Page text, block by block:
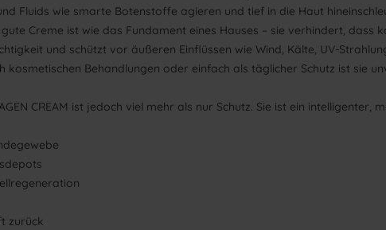
Fluids wie smarte Botenstoffe agieren und tief in die Haut
Creme ist wie das Fundament eines Hauses – sie verhindert,
und schützt vor äußeren Einflüssen wie Wind, Kälte, UV-
kosmetischen Behandlungen oder einfach als täglicher Schutz ist sie
CREAM ist jedoch viel mehr als nur Schutz. Sie ist ein intelligenter,
zurück